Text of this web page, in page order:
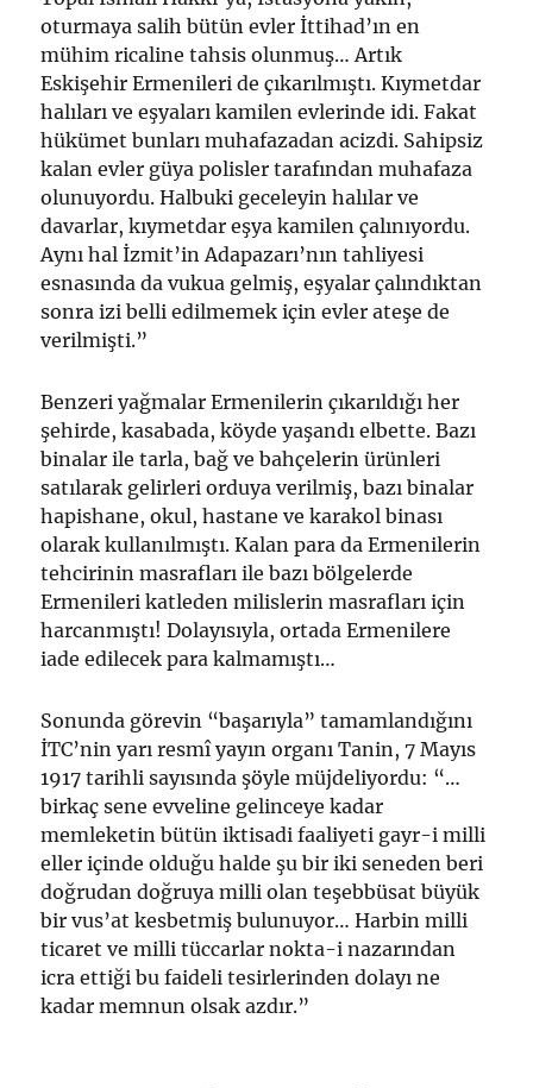
oturmaya salih bütün evler İttihad’ın en
mühim ricaline tahsis olunmuş… Artık
Eskişehir Ermenileri de çıkarılmıştı. Kıymetdar
halıları ve eşyaları kamilen evlerinde idi. Fakat
hükümet bunları muhafazadan acizdi. Sahipsiz
kalan evler güya polisler tarafından muhafaza
olunuyordu. Halbuki geceleyin halılar ve
davarlar, kıymetdar eşya kamilen çalınıyordu.
Aynı hal İzmit’in Adapazarı’nın tahliyesi
esnasında da vukua gelmiş, eşyalar çalındıktan
sonra izi belli edilmemek için evler ateşe de
verilmişti.”
Benzeri yağmalar Ermenilerin çıkarıldığı her
şehirde, kasabada, köyde yaşandı elbette. Bazı
binalar ile tarla, bağ ve bahçelerin ürünleri
satılarak gelirleri orduya verilmiş, bazı binalar
hapishane, okul, hastane ve karakol binası
olarak kullanılmıştı. Kalan para da Ermenilerin
tehcirinin masrafları ile bazı bölgelerde
Ermenileri katleden milislerin masrafları için
harcanmıştı! Dolayısıyla, ortada Ermenilere
iade edilecek para kalmamıştı…
Sonunda görevin “başarıyla” tamamlandığını
İTC’nin yarı resmî yayın organı Tanin, 7 Mayıs
1917 tarihli sayısında şöyle müjdeliyordu: “…
birkaç sene evveline gelinceye kadar
memleketin bütün iktisadi faaliyeti gayr-i milli
eller içinde olduğu halde şu bir iki seneden beri
doğrudan doğruya milli olan teşebbüsat büyük
bir vus’at kesbetmiş bulunuyor… Harbin milli
ticaret ve milli tüccarlar nokta-i nazarından
icra ettiği bu faideli tesirlerinden dolayı ne
kadar memnun olsak azdır.”